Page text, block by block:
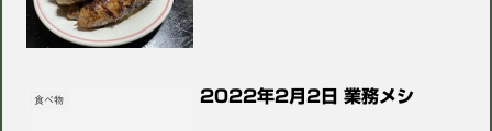
食べ物 2022年2月2日 業務メシ